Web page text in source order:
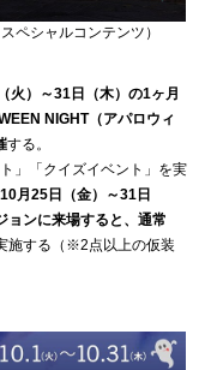
ペシャルコンテンツ）
火）～31日（木）の1ヶ月
NIGHT（アパロウィ
する。
」「クイズイベント」を実
10月25日（金）～31日
ョンに来場すると、通常
施する（※2点以上の仮装